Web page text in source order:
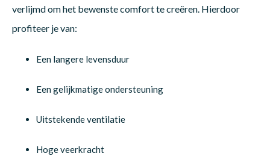
verlijmd om het bewenste comfort te creëren. Hierdoor
profiteer je van:
Een langere levensduur
Een gelijkmatige ondersteuning
Uitstekende ventilatie
Hoge veerkracht